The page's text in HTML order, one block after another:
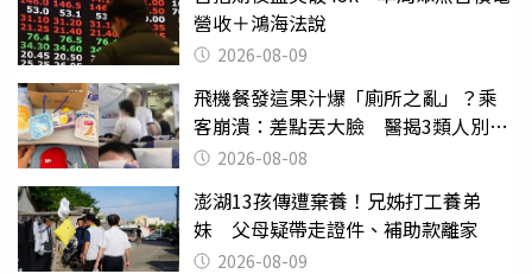
營收＋鴻海法說
2026-08-09
飛機餐發這果汁爆「廁所之亂」？乘
客崩潰：差點丟大臉 醫揭3類人別亂
喝 2026-08-08
澎湖13孩傳遭棄養！兄姊打工養弟
妹 父母疑帶走證件、補助款離家
2026-08-09